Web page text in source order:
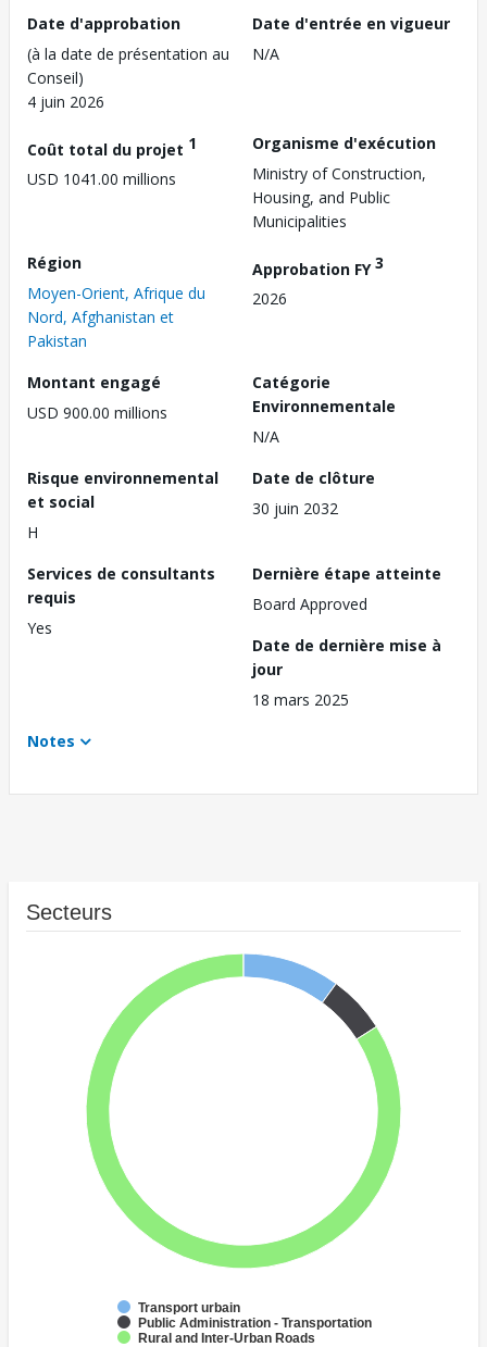
Date d'approbation
(à la date de présentation au
Conseil)
4 juin 2026
Date d'entrée en vigueur
N/A
Coût total du projet 1
USD 1041.00 millions
Organisme d'exécution
Ministry of Construction,
Housing, and Public
Municipalities
Région
Moyen-Orient, Afrique du
Nord, Afghanistan et
Pakistan
Approbation FY3
2026
Montant engagé
USD 900.00 millions
Catégorie
Environnementale
N/A
Risque environnemental
et social
H
Date de clôture
30 juin 2032
Services de consultants
requis
Yes
Dernière étape atteinte
Board Approved
Date de dernière mise à
jour
18 mars 2025
Notes
Secteurs
Transport urbain
Public Administration - Transportation
Rural and Inter-Urban Roads